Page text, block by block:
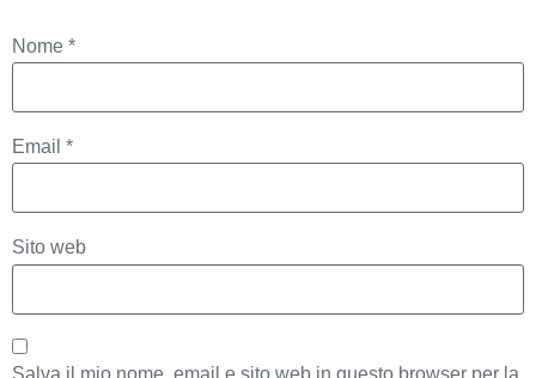
Nome *
Email *
Sito web
Salva il mio nome, email e sito web in questo browser per la